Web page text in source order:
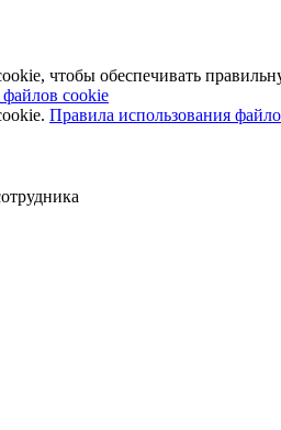
чтобы обеспечивать
cookie
Правила использования